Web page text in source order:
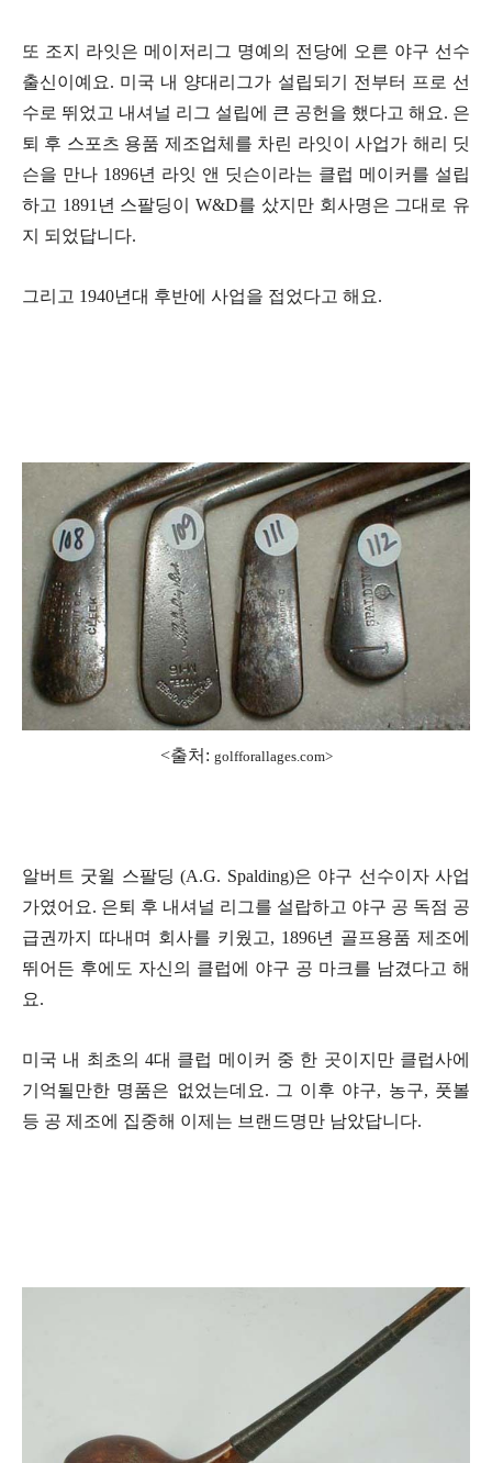
또 조지 라잇은 메이저리그 명예의 전당에 오른 야구 선수
출신이예요. 미국 내 양대리그가 설립되기 전부터 프로 선
수로 뛰었고 내셔널 리그 설립에 큰 공헌을 했다고 해요. 은
퇴 후 스포츠 용품 제조업체를 차린 라잇이 사업가 해리 딧
슨을 만나 1896년 라잇 앤 딧슨이라는 클럽 메이커를 설립
하고 1891년 스팔딩이 W&D를 샀지만 회사명은 그대로 유
지 되었답니다.
그리고 1940년대 후반에 사업을 접었다고 해요.
<출처: golfforallages.com>
알버트 굿윌 스팔딩 (A.G. Spalding)은 야구 선수이자 사업
가였어요. 은퇴 후 내셔널 리그를 설랍하고 야구 공 독점 공
급권까지 따내며 회사를 키웠고, 1896년 골프용품 제조에
뛰어든 후에도 자신의 클럽에 야구 공 마크를 남겼다고 해
요.
미국 내 최초의 4대 클럽 메이커 중 한 곳이지만 클럽사에
기억될만한 명품은 없었는데요. 그 이후 야구, 농구, 풋볼
등 공 제조에 집중해 이제는 브랜드명만 남았답니다.